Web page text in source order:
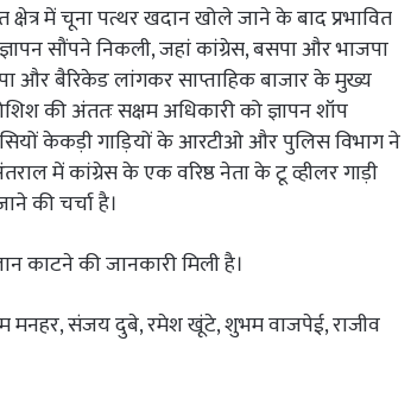
में चूना पत्थर खदान खोले जाने के बाद प्रभावित
सौंपने निकली, जहां कांग्रेस, बसपा और भाजपा
और बैरिकेड लांगकर साप्ताहिक बाजार के मुख्य
की अंततः सक्षम अधिकारी को ज्ञापन शॉप
केकड़ी गाड़ियों के आरटीओ और पुलिस विभाग ने
में कांग्रेस के एक वरिष्ठ नेता के टू व्हीलर गाड़ी
की चर्चा है।
काटने की जानकारी मिली है।
मनहर, संजय दुबे, रमेश खूंटे, शुभम वाजपेई, राजीव